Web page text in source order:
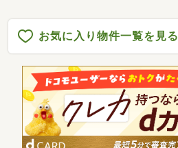
お気に入り物件一覧を見る